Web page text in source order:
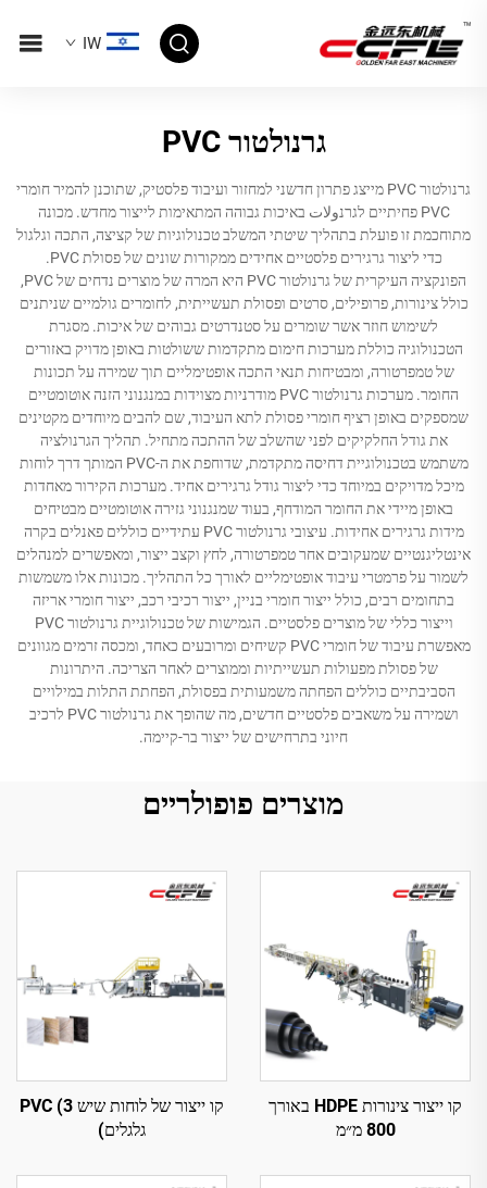
IW
גרנולטור PVC
גרנולטור PVC מייצג פתרון חדשני למחזור ועיבוד פלסטיק, שתוכנן להמיר חומרי
PVC פחיתיים לגרנولات באיכות גבוהה המתאימות לייצור מחדש. מכונה
מתוחכמת זו פועלת בתהליך שיטתי המשלב טכנולוגיות של קציצה, התכה וגלגול
כדי ליצור גרגירים פלסטיים אחידים ממקורות שונים של פסולת PVC.
הפונקציה העיקרית של גרנולטור PVC היא המרה של מוצרים נדחים של PVC,
כולל צינורות, פרופילים, סרטים ופסולת תעשייתית, לחומרים גולמיים שניתנים
לשימוש חוזר אשר שומרים על סטנדרטים גבוהים של איכות. מסגרת
הטכנולוגיה כוללת מערכות חימום מתקדמות ששולטות באופן מדויק באזורים
של טמפרטורה, ומבטיחות תנאי התכה אופטימליים תוך שמירה על תכונות
החומר. מערכות גרנולטור PVC מודרניות מצוידות במנגנוני הזנה אוטומטיים
שמספקים באופן רציף חומרי פסולת לתא העיבוד, שם להבים מיוחדים מקטינים
את גודל החלקיקים לפני שהשלב של ההתכה מתחיל. תהליך הגרנולציה
משתמש בטכנולוגיית דחיסה מתקדמת, שדוחפת את ה-PVC המותך דרך לוחות
מיכל מדויקים במיוחד כדי ליצור גודל גרגירים אחיד. מערכות הקירור מאחדות
באופן מיידי את החומר המודחף, בעוד שמנגנוני גזירה אוטומטיים מבטיחים
מידות גרגירים אחידות. עיצובי גרנולטור PVC עתידיים כוללים פאנלים בקרה
אינטליגנטיים שמעקובים אחר טמפרטורה, לחץ וקצב ייצור, ומאפשרים למנהלים
לשמור על פרמטרי עיבוד אופטימליים לאורך כל התהליך. מכונות אלו משמשות
בתחומים רבים, כולל ייצור חומרי בניין, ייצור רכיבי רכב, ייצור חומרי אריזה
וייצור כללי של מוצרים פלסטיים. הגמישות של טכנולוגיית גרנולטור PVC
מאפשרת עיבוד של חומרי PVC קשיחים ומרובעים כאחד, ומכסה זרמים מגוונים
של פסולת מפעולות תעשייתיות וממוצרים לאחר הצריכה. היתרונות
הסביבתיים כוללים הפחתה משמעותית בפסולת, הפחתת התלות במילויים
ושמירה על משאבים פלסטיים חדשים, מה שהופך את גרנולטור PVC לרכיב
חיוני בתרחישים של ייצור בר-קיימה.
מוצרים פופולריים
קו ייצור צינורות HDPE באורך
800 מ״מ
קו ייצור של לוחות שיש PVC (3
גלגלים)